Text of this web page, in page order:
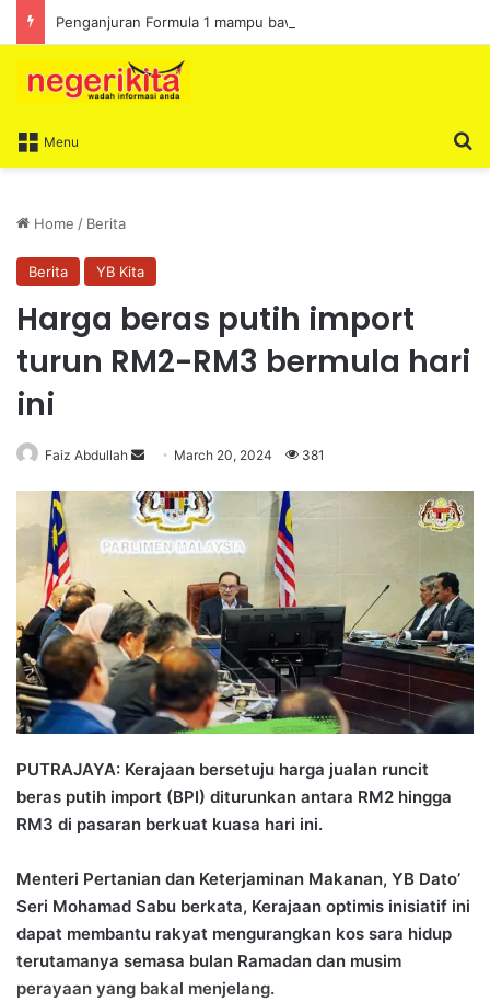
Penganjuran Formula 1 mampu bawa limpahan ekonomi
Menu
Home / Berita
Berita YB Kita
Harga beras putih import
turun RM2-RM3 bermula hari
ini
Faiz Abdullah
n
a
e
m
a
l
March 20, 2024 381
PUTRAJAYA: Kerajaan bersetuju harga jualan runcit
beras putih import (BPI) diturunkan antara RM2 hingga
RM3 di pasaran berkuat kuasa hari ini.
Menteri Pertanian dan Keterjaminan Makanan, YB Dato’
Seri Mohamad Sabu berkata, Kerajaan optimis inisiatif ini
dapat membantu rakyat mengurangkan kos sara hidup
terutamanya semasa bulan Ramadan dan musim
perayaan yang bakal menjelang.